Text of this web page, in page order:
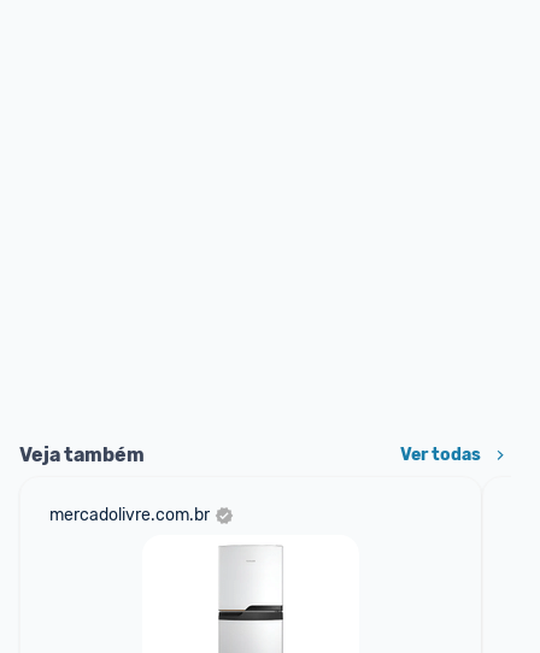
Veja também Ver todas
mercadolivre.com.br